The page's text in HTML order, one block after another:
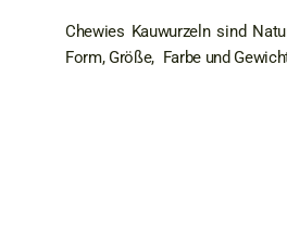
Chewies Kauwurzeln sind
Form, Größe, Farbe und